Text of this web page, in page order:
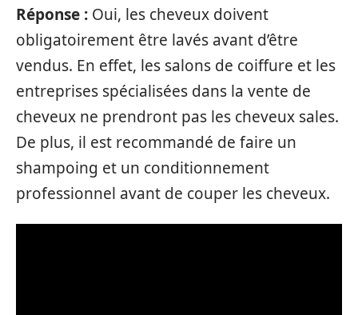
Réponse : Oui, les cheveux doivent
obligatoirement être lavés avant d’être
vendus. En effet, les salons de coiffure et les
entreprises spécialisées dans la vente de
cheveux ne prendront pas les cheveux sales.
De plus, il est recommandé de faire un
shampoing et un conditionnement
professionnel avant de couper les cheveux.